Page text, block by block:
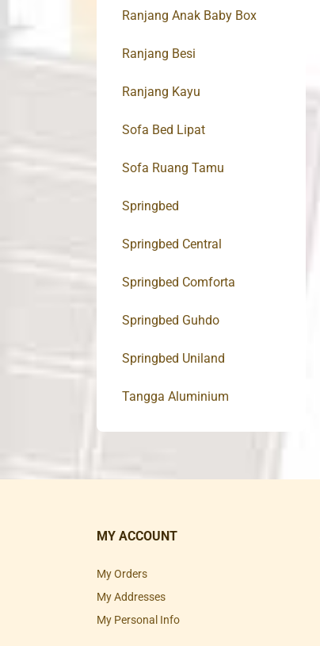
Ranjang Anak Baby Box
Ranjang Besi
Ranjang Kayu
Sofa Bed Lipat
Sofa Ruang Tamu
Springbed
Springbed Central
Springbed Comforta
Springbed Guhdo
Springbed Uniland
Tangga Aluminium
MY ACCOUNT
My Orders
My Addresses
My Personal Info